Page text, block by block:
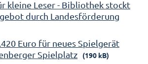
kleine Leser - Bibliothek stockt
durch Landesförderung
Euro für neues Spielgerät
Spielplatz
(190 kB)